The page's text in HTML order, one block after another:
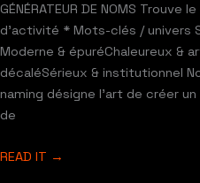
GÉNÉRATEUR DE NOMS
d’activité * Mots-clés / univers
Moderne & épuréChaleureux &
décaléSérieux & institutionnel
naming désigne l’art de créer
de
READ IT →